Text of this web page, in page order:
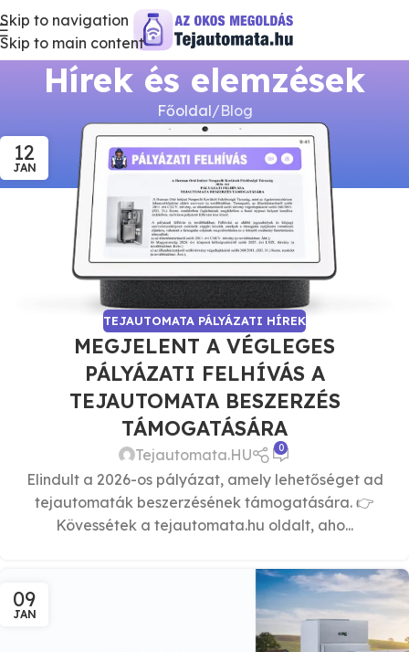
Skip to navigation
Skip to main content
Hírek és elemzések
Főoldal Blog
12
JAN
TEJAUTOMATA PÁLYÁZATI HÍREK
MEGJELENT A VÉGLEGES
PÁLYÁZATI FELHÍVÁS A
TEJAUTOMATA BESZERZÉS
TÁMOGATÁSÁRA
Tejautomata.HU 0
Elindult a 2026-os pályázat, amely lehetőséget ad
tejautomaták beszerzésének támogatására. 👉
Kövessétek a tejautomata.hu oldalt, aho...
09
JAN